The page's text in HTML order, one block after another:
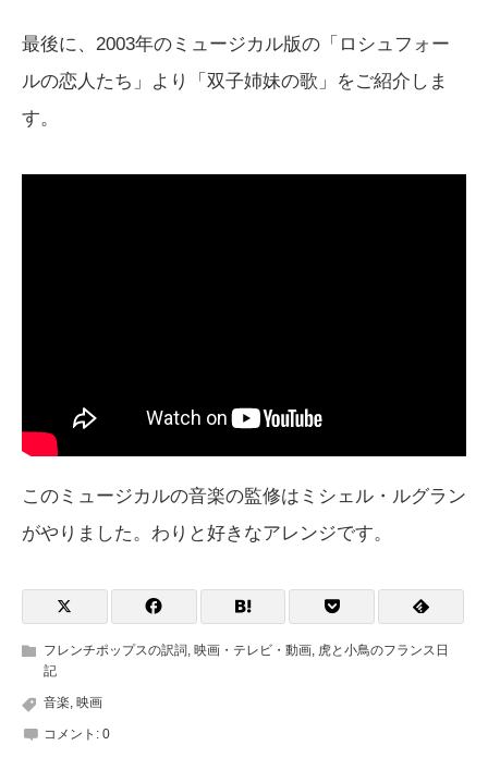
最後に、2003年のミュージカル版の「ロシュフォー
ルの恋人たち」より「双子姉妹の歌」をご紹介しま
す。
このミュージカルの音楽の監修はミシェル・ルグラン
がやりました。わりと好きなアレンジです。
フレンチポップスの訳詞, 映画・テレビ・動画, 虎と小鳥のフランス日
記
音楽, 映画
コメント: 0